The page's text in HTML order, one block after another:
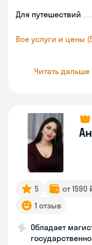
Для путешествий
Все услуги и цены
Читать дальше
5 от 1590
1 отзыв
Обладает